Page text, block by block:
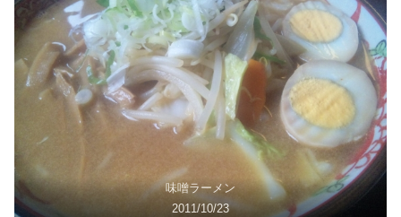
味噌ラーメン
2011/10/23